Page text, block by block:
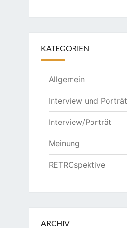
KATEGORIEN
Allgemein
Interview und Porträt
Interview/Porträt
Meinung
RETROspektive
ARCHIV